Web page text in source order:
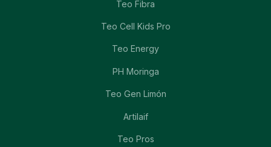
Teo Fibra
Teo Cell Kids Pro
Teo Energy
PH Moringa
Teo Gen Limón
Artilaif
Teo Pros